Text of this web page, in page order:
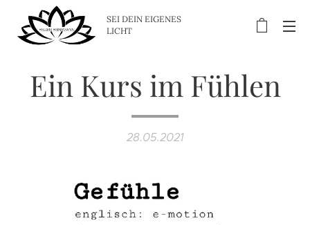
SEI DEIN EIGENES
LICHT
Ein Kurs im Fühlen
28.05.2021